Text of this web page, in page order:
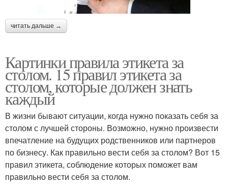
читать дальше →
Картинки правила этикета за
столом. 15 правил этикета за
столом, которые должен знать
каждый
В жизни бывают ситуации, когда нужно показать себя за
столом с лучшей стороны. Возможно, нужно произвести
впечатление на будущих родственников или партнеров
по бизнесу. Как правильно вести себя за столом? Вот 15
правил этикета, соблюдение которых поможет вам
правильно вести себя за столом.